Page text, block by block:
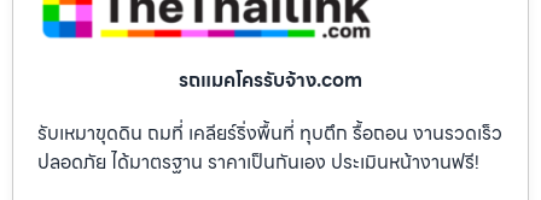
รถแมคโครรับจ้าง.com
รับเหมาขุดดิน ถมที่ เคลียร์ริ่งพื้นที่ ทุบตึก รื้อถอน งานรวดเร็ว
ปลอดภัย ได้มาตรฐาน ราคาเป็นกันเอง ประเมินหน้างานฟรี!